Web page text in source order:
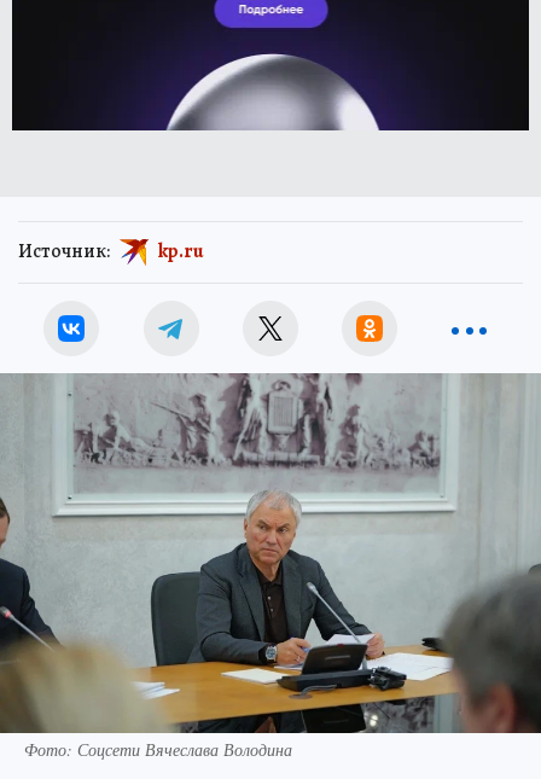
Источник: kp.ru
Фото: Соцсети Вячеслава Володина